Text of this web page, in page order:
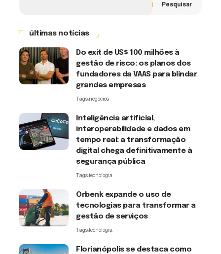
Pesquisar
últimas notícias
Do exit de US$ 100 milhões à
gestão de risco: os planos dos
fundadores da VAAS para blindar
grandes empresas
Tags:negócios
Inteligência artificial,
interoperabilidade e dados em
tempo real: a transformação
digital chega definitivamente à
segurança pública
Tags:tecnologia
Orbenk expande o uso de
tecnologias para transformar a
gestão de serviços
Tags:tecnologia
Florianópolis se destaca como